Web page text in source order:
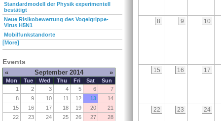
Standardmodell der Physik experimentell
bestätigt
Neue Risikobewertung des Vogelgrippe-
Virus H5N1
Mobilfunkstandorte
[More]
Events
« September 2014 »
Mon Tue Wed Thu Fri Sat
Sun
1
2 3 4 5 6
7
8
9 10 11 12 13
14
15
16 17 18 19 20
21
22
23 24 25 26 27
28
8 9 10
15 16 17
22 23 24